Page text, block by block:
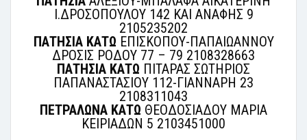
Ι.ΔΡΟΣΟΠΟΥΛΟΥ 142 ΚΑΙ ΑΝΑΦΗΣ 9
2105235202
ΠΑΤΗΣΙΑ ΚΑΤΩ ΕΠΙΣΚΟΠΟΥ-ΠΑΠΑΙΩΑΝΝΟΥ
ΔΡΟΣΙΣ ΡΟΔΟΥ 77 – 79 2108328663
ΠΑΤΗΣΙΑ ΚΑΤΩ ΠΙΤΑΡΑΣ ΣΩΤΗΡΙΟΣ
ΠΑΠΑΝΑΣΤΑΣΙΟΥ 112-ΓΙΑΝΝΑΡΗ 23
2108311043
ΠΕΤΡΑΛΩΝΑ ΚΑΤΩ ΘΕΟΔΟΣΙΑΔΟΥ ΜΑΡΙΑ
ΚΕΙΡΙΑΔΩΝ 5 2103451000